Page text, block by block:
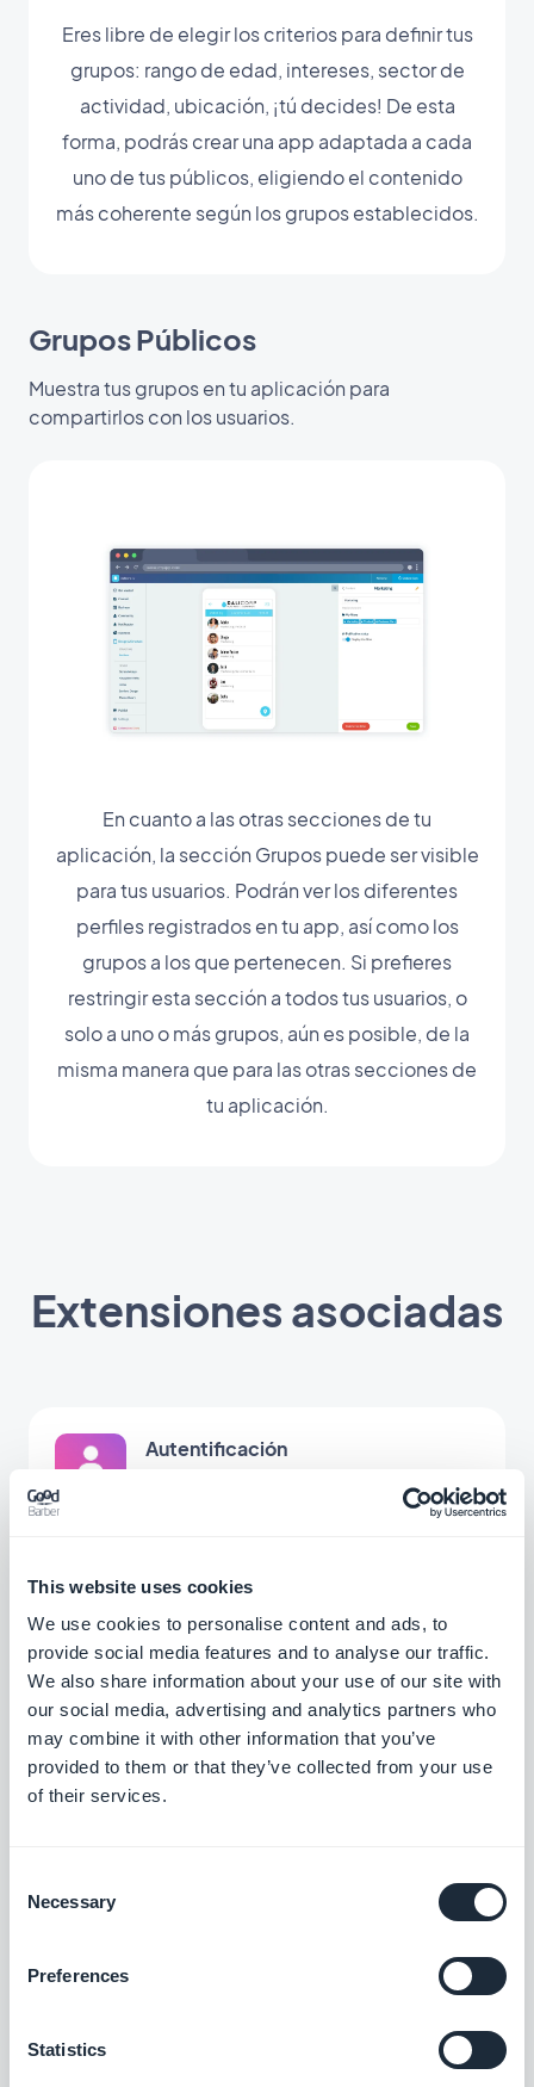
This website uses cookies
We use cookies to personalise content and ads, to
provide social media features and to analyse our traffic.
We also share information about your use of our site with
our social media, advertising and analytics partners who
may combine it with other information that you’ve
provided to them or that they’ve collected from your use
of their services.
Selection
Necessary
Preferences
Statistics
Eres libre de elegir los criterios para definir tus
grupos: rango de edad, intereses, sector de
actividad, ubicación, ¡tú decides! De esta
forma, podrás crear una app adaptada a cada
uno de tus públicos, eligiendo el contenido
más coherente según los grupos establecidos.
Grupos Públicos
Muestra tus grupos en tu aplicación para
compartirlos con los usuarios.
En cuanto a las otras secciones de tu
aplicación, la sección Grupos puede ser visible
para tus usuarios. Podrán ver los diferentes
perfiles registrados en tu app, así como los
grupos a los que pertenecen. Si prefieres
restringir esta sección a todos tus usuarios, o
solo a uno o más grupos, aún es posible, de la
misma manera que para las otras secciones de
tu aplicación.
Extensiones asociadas
Autentificación
Permite el acceso a la totalidad o a una
parte de tu app sólo a los usuarios con un
Chat
Integra un servicio de mensajería
instantánea en tu app
$20/mes